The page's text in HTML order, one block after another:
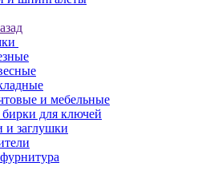
и мебельные
для ключей
и заглушки